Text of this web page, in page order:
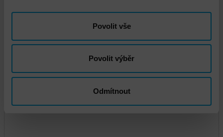
Povolit vše
Povolit výběr
Odmítnout